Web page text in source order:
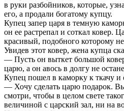
в руки разбойников, которые,
его, а продали богатому купцу.
Купец запер царя в темную
он ее растрепал и соткал ковер.
красивый, подобного которому
Увидев этот ковер, жена купца
— Пусть он выткет большой
царю, а он авось в долгу не
Купец пошел в каморку к ткачу и
— Хочу сделать царю подарок.
смотри, чтобы в целом свете
величиной с царский зал, ни на